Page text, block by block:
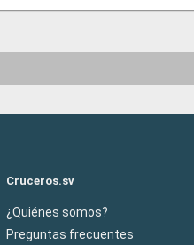
Cruceros.sv
¿Quiénes somos?
Preguntas frecuentes